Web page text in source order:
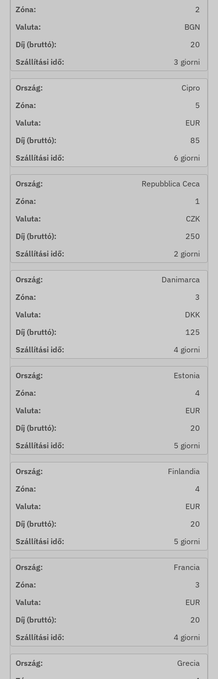
2
BGN
20
3 giorni
Cipro
5
EUR
85
6 giorni
Repubblica Ceca
1
CZK
250
2 giorni
Danimarca
3
DKK
125
4 giorni
Estonia
4
EUR
20
5 giorni
Finlandia
4
EUR
20
5 giorni
Francia
3
EUR
20
4 giorni
Grecia